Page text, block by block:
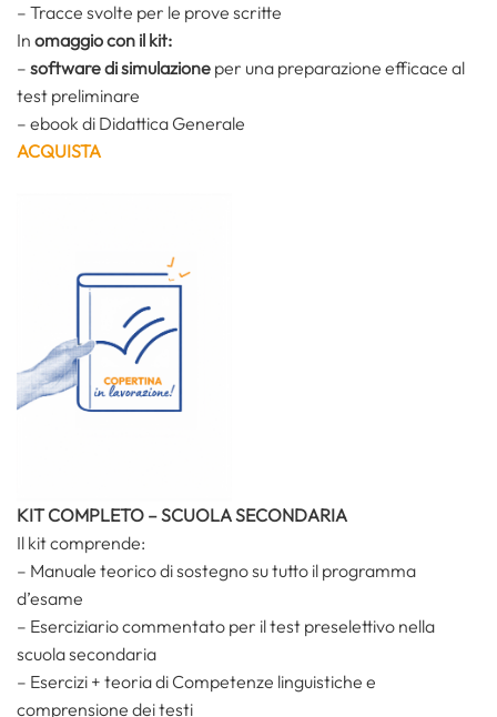
– Tracce svolte per le prove scritte
In omaggio con il kit:
– software di simulazione per una preparazione efficace al
test preliminare
– ebook di Didattica Generale
ACQUISTA
KIT COMPLETO – SCUOLA SECONDARIA
Il kit comprende:
– Manuale teorico di sostegno su tutto il programma
d’esame
– Eserciziario commentato per il test preselettivo nella
scuola secondaria
– Esercizi + teoria di Competenze linguistiche e
comprensione dei testi